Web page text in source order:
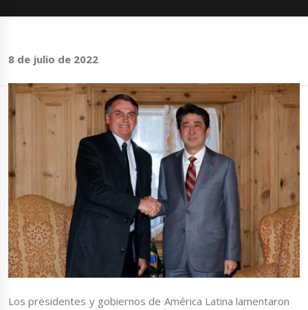
8 de julio de 2022
Los presidentes y gobiernos de América Latina lamentaron